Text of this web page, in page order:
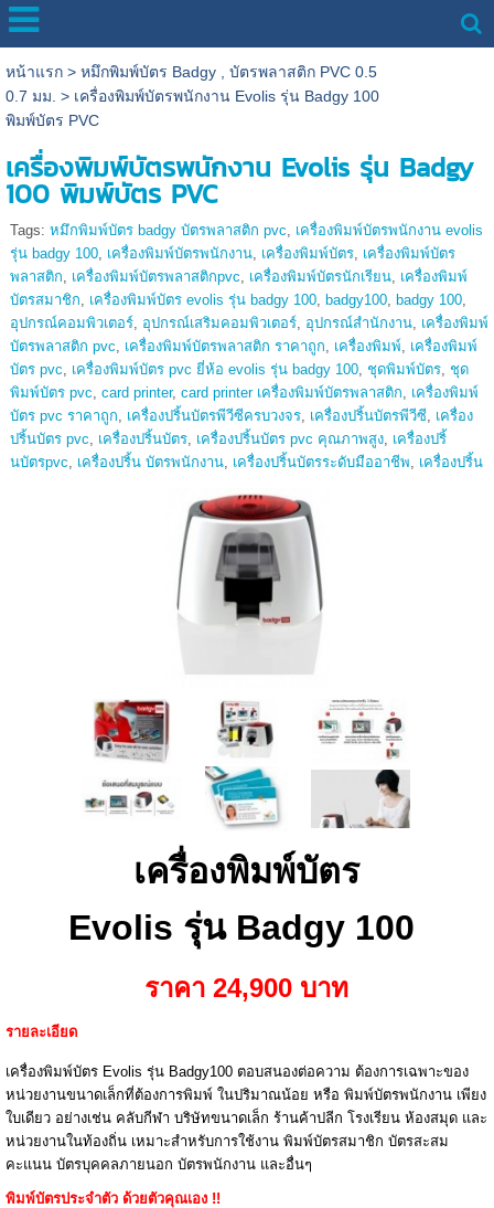
หน้าแรก> หมึกพิมพ์บัตร Badgy , บัตรพลาสติก PVC 0.5
0.7 มม. > เครื่องพิมพ์บัตรพนักงาน Evolis รุ่น Badgy 100
พิมพ์บัตร PVC
เครื่องพิมพ์บัตรพนักงาน Evolis รุ่น Badgy
100 พิมพ์บัตร PVC
Tags: หมึกพิมพ์บัตร badgy บัตรพลาสติก pvc, เครื่องพิมพ์บัตรพนักงาน evolis
รุ่น badgy 100, เครื่องพิมพ์บัตรพนักงาน, เครื่องพิมพ์บัตร, เครื่องพิมพ์บัตร
พลาสติก, เครื่องพิมพ์บัตรพลาสติกpvc, เครื่องพิมพ์บัตรนักเรียน, เครื่องพิมพ์
บัตรสมาชิก, เครื่องพิมพ์บัตร evolis รุ่น badgy 100, badgy100, badgy 100,
อุปกรณ์คอมพิวเตอร์, อุปกรณ์เสริมคอมพิวเตอร์, อุปกรณ์สำนักงาน, เครื่องพิมพ์
บัตรพลาสติก pvc, เครื่องพิมพ์บัตรพลาสติก ราคาถูก, เครื่องพิมพ์, เครื่องพิมพ์
บัตร pvc, เครื่องพิมพ์บัตร pvc ยี่ห้อ evolis รุ่น badgy 100, ชุดพิมพ์บัตร, ชุด
พิมพ์บัตร pvc, card printer, card printer เครื่องพิมพ์บัตรพลาสติก, เครื่องพิมพ์
บัตร pvc ราคาถูก, เครื่องปริ้นบัตรพีวีซีครบวงจร, เครื่องปริ้นบัตรพีวีซี, เครื่อง
ปริ้นบัตร pvc, เครื่องปริ้นบัตร, เครื่องปริ้นบัตร pvc คุณภาพสูง, เครื่องปริ้
นบัตรpvc, เครื่องปริ้น บัตรพนักงาน, เครื่องปริ้นบัตรระดับมืออาชีพ, เครื่องปริ้น
เครื่องพิมพ์บัตร
Evolis รุ่น Badgy 100
ราคา 24,900 บาท
รายละเอียด
เครื่องพิมพ์บัตร Evolis รุ่น Badgy100 ตอบสนองต่อความ ต้องการเฉพาะของ
หน่วยงานขนาดเล็กที่ต้องการพิมพ์ ในปริมาณน้อย หรือ พิมพ์บัตรพนักงาน เพียง
ใบเดียว อย่างเช่น คลับกีฬา บริษัทขนาดเล็ก ร้านค้าปลีก โรงเรียน ห้องสมุด และ
หน่วยงานในท้องถิ่น เหมาะสำหรับการใช้งาน พิมพ์บัตรสมาชิก บัตรสะสม
คะแนน บัตรบุคคลภายนอก บัตรพนักงาน และอื่นๆ
พิมพ์บัตรประจำตัว ด้วยตัวคุณเอง !!